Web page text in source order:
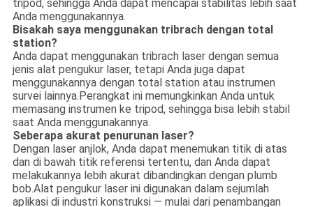
tripod, sehingga Anda dapat mencapai stabilitas lebih saat
Anda menggunakannya.
Bisakah saya menggunakan tribrach dengan total
station?
Anda dapat menggunakan tribrach laser dengan semua
jenis alat pengukur laser, tetapi Anda juga dapat
menggunakannya dengan total station atau instrumen
survei lainnya.Perangkat ini memungkinkan Anda untuk
memasang instrumen ke tripod, sehingga bisa lebih stabil
saat Anda menggunakannya.
Seberapa akurat penurunan laser?
Dengan laser anjlok, Anda dapat menemukan titik di atas
dan di bawah titik referensi tertentu, dan Anda dapat
melakukannya lebih akurat dibandingkan dengan plumb
bob.Alat pengukur laser ini digunakan dalam sejumlah
aplikasi di industri konstruksi — mulai dari penambangan